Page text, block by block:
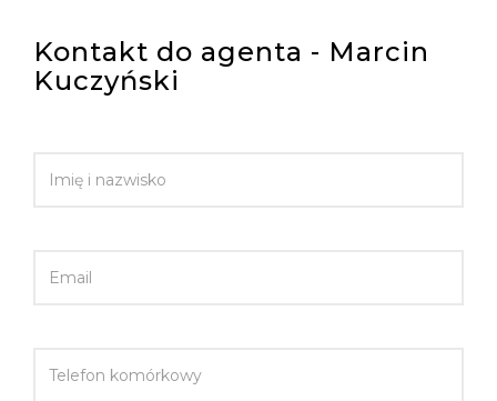
Kontakt do agenta - Marcin
Kuczyński